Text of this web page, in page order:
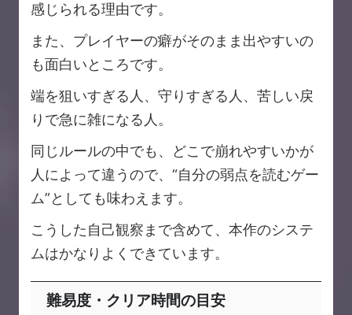
感じられる理由です。
また、プレイヤーの癖がそのまま出やすいの
も面白いところです。
端を狙いすぎる人、守りすぎる人、苦しい戻
りで急に雑になる人。
同じルールの中でも、どこで崩れやすいかが
人によって違うので、“自分の弱点を読むゲー
ム”としても味わえます。
こうした自己観察まで含めて、本作のシステ
ムはかなりよくできています。
難易度・クリア時間の目安